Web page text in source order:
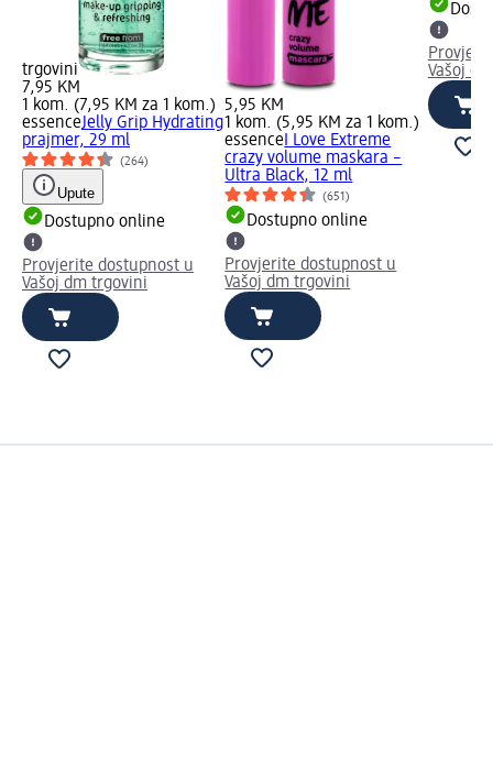
trgovini
7,95 KM
1 kom. (7,95 KM za 1 kom.)
essenceJelly Grip Hydrating
prajmer, 29 ml
(264)
Upute
Dostupno online
Provjerite dostupnost u
Vašoj dm trgovini
5,95 KM
1 kom. (5,95 KM za 1 kom.)
essenceI Love Extreme
crazy volume maskara –
Ultra Black, 12 ml
(651)
Dostupno online
Provjerite dostupnost u
Vašoj dm trgovini
Vašoj